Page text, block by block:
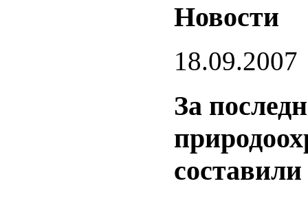
Новости
18.09.2007
За